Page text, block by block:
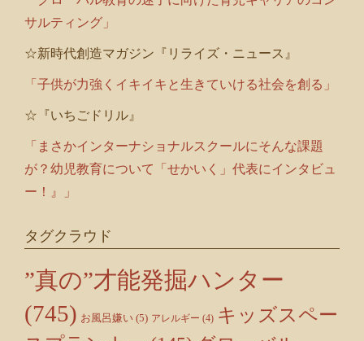
サルティング」
☆新時代創造マガジン『リライズ・ニュース』
「子供が力強くイキイキと生きていける社会を創る」
☆『いちごドリル』
「まさかインターナショナルスクールにそんな課題
が？幼児教育について「せかいく」代表にインタビュ
ー！』」
タグクラウド
”真の”才能発掘ハンター
(745) お風呂嫌い (5) アレルギー (4) キッズスペー